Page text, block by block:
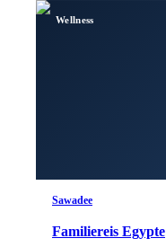
Wellness
Sawadee
Familiereis Egypte